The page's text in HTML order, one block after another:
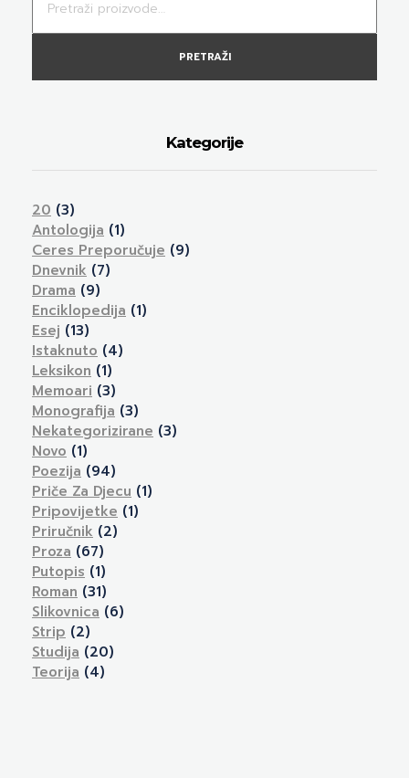
PRETRAŽI
Kategorije
20 (3)
Antologija (1)
Ceres Preporučuje (9)
Dnevnik (7)
Drama (9)
Enciklopedija (1)
Esej (13)
Istaknuto (4)
Leksikon (1)
Memoari (3)
Monografija (3)
Nekategorizirane (3)
Novo (1)
Poezija (94)
Priče Za Djecu (1)
Pripovijetke (1)
Priručnik (2)
Proza (67)
Putopis (1)
Roman (31)
Slikovnica (6)
Strip (2)
Studija (20)
Teorija (4)